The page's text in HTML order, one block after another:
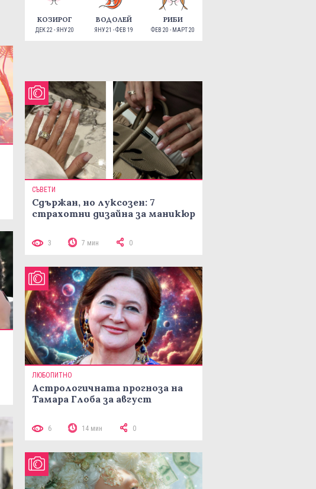
КОЗИРОГ
ДЕК 22 - ЯНУ 20
ВОДОЛЕЙ
ЯНУ 21 - ФЕВ 19
РИБИ
ФЕВ 20 - МАРТ 20
СЪВЕТИ
Сдържан, но луксозен: 7
страхотни дизайна за маникюр
3 7 мин 0
ЛЮБОПИТНО
Астрологичната прогноза на
Тамара Глоба за август
6 14 мин 0